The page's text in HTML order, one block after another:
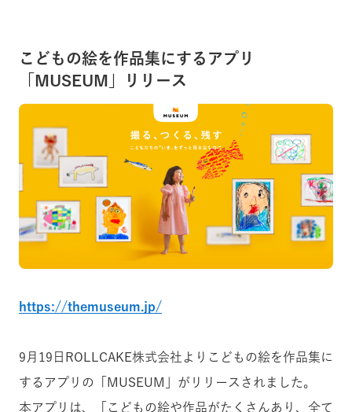
こどもの絵を作品集にするアプリ
「MUSEUM」リリース
https://themuseum.jp/
9月19日ROLLCAKE株式会社よりこどもの絵を作品集に
するアプリの「MUSEUM」がリリースされました。
本アプリは、「こどもの絵や作品がたくさんあり、全て